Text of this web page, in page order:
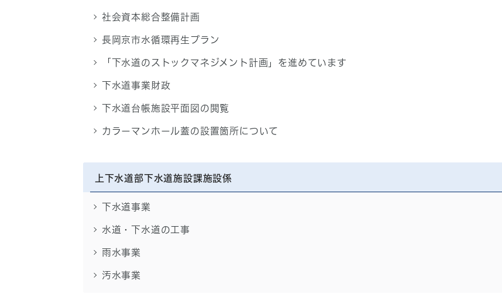
社会資本総合整備計画
長岡京市水循環再生プラン
「下水道のストックマネジメント計画」を進めています
下水道事業財政
下水道台帳施設平面図の閲覧
カラーマンホール蓋の設置箇所について
上下水道部下水道施設課施設係
下水道事業
水道・下水道の工事
雨水事業
汚水事業